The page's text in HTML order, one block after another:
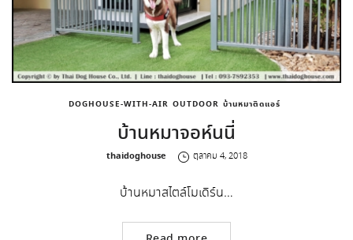
DOGHOUSE-WITH-AIR OUTDOOR บ้านหมาติดแอร์
บ้านหมาจอห์นนี่
by
thaidoghouse ตุลาคม 4, 2018
บ้านหมาสไตล์โมเดิร์น…